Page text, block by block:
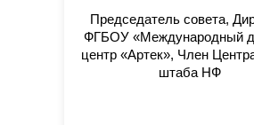
Председатель совета,
ФГБОУ «Международный
центр «Артек», Член
штаба НФ